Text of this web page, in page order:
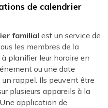
de calendrier
familial est un service de
les membres de la
planifier leur horaire en
ou une date
rappel. Ils peuvent être
plusieurs appareils à la
application de